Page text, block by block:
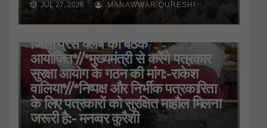
JUL 27, 2026 MANAWWAR QURESHI
जिला प्रेस क्लब की बैठक
आयोजित*//*मुख्यमंत्री से करेंगे पत्रकार
सुरक्षा आयोग के गठन की मांग:-राकेश
वालिया*//*निष्पक्ष और निर्भीक पत्रकारिता
के लिए पत्रकारों को सुरक्षित माहौल मिलना
जरूरी है:- मनव्वर कुरैशी